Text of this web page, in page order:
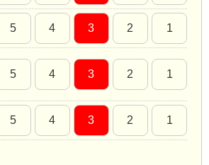
5 4 3 2 1
5 4 3 2 1
5 4 3 2 1